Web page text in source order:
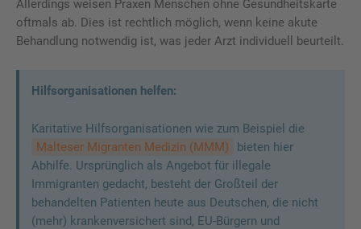
Allerdings weisen Praxen Menschen ohne Gesundheitskarte
oftmals ab. Dies ist rechtlich möglich, wenn keine akute
Behandlung notwendig ist, was jeder Arzt individuell beurteilt.
Hilfsorganisationen helfen:
Karitative Hilfsorganisationen wie zum Beispiel die
Malteser Migranten Medizin (MMM)
bieten hier
Abhilfe. Ursprünglich als Angebot für illegale
Immigranten gedacht, besteht der Großteil der
behandelten Patienten heute aus Deutschen, die nicht
(mehr) krankenversichert sind, EU-Bürgern und